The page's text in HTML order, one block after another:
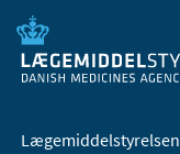
Lægemiddelstyrelsen